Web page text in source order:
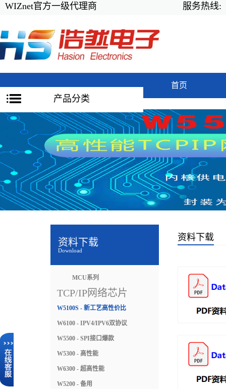
WIZnet官方一级代理商 服务热线:
产品分类
首页
资料下载
Download
MCU系列
TCP/IP网络芯片
W5100S - 新工艺高性价比
W6100 - IPV4/IPV6双协议
W5500 - SPI接口爆款
W5300 - 高性能
W6300 - 超高性能
W5200 - 备用
资料下载